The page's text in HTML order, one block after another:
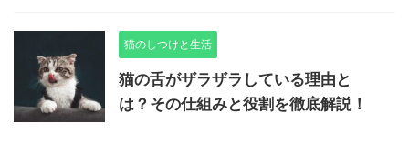
猫のしつけと生活
猫の舌がザラザラしている理由と
は？その仕組みと役割を徹底解説！